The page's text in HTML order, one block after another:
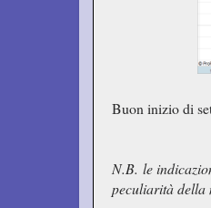
Buon inizio di
N.B. le
peculiarità della